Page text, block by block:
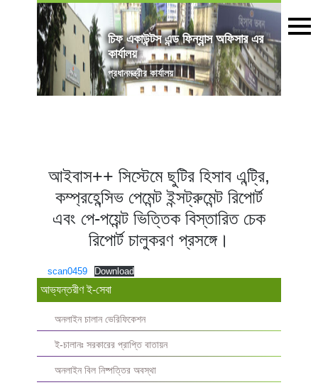
চিফ একাউন্টস এন্ড ফিন্যান্স অফিসার এর
কার্যালয়
প্রধানমন্ত্রীর কার্যালয়
আইবাস++ সিস্টেমে ছুটির হিসাব এন্ট্রি,
কম্প্রহেন্সিভ পেমেন্ট ইন্সট্রুমেন্ট রিপোর্ট
এবং পে-পয়েন্ট ভিত্তিক বিস্তারিত চেক
রিপোর্ট চালুকরণ প্রসঙ্গে।
scan0459 Download
আভ্যন্তরীণ ই-সেবা
অনলাইন চালান ভেরিফিকেশন
ই-চালানঃ সরকারের প্রাপ্তি বাতায়ন
অনলাইন বিল নিষ্পত্তির অবস্থা